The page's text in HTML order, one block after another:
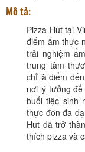
Mô tả:
Pizza Hut tại
điểm ẩm thực
trải nghiệm
trung tâm
chỉ là điểm
nơi lý tưởng
buổi tiệc sinh
thực đơn đa
Hut đã trở
thích pizza và